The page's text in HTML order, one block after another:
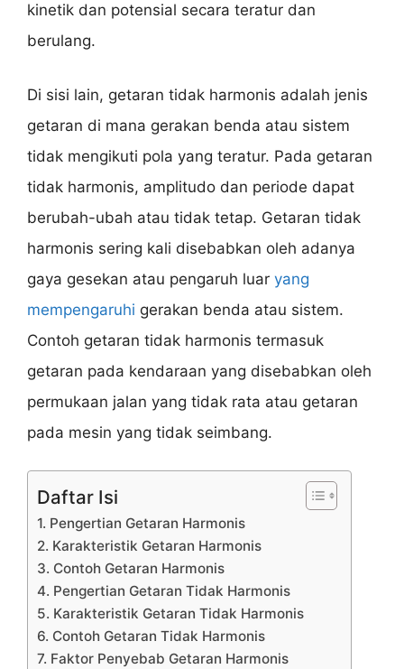
kinetik dan potensial secara teratur dan
berulang.
Di sisi lain, getaran tidak harmonis adalah jenis
getaran di mana gerakan benda atau sistem
tidak mengikuti pola yang teratur. Pada getaran
tidak harmonis, amplitudo dan periode dapat
berubah-ubah atau tidak tetap. Getaran tidak
harmonis sering kali disebabkan oleh adanya
gaya gesekan atau pengaruh luar yang
mempengaruhi gerakan benda atau sistem.
Contoh getaran tidak harmonis termasuk
getaran pada kendaraan yang disebabkan oleh
permukaan jalan yang tidak rata atau getaran
pada mesin yang tidak seimbang.
Daftar Isi
1. Pengertian Getaran Harmonis
2. Karakteristik Getaran Harmonis
3. Contoh Getaran Harmonis
4. Pengertian Getaran Tidak Harmonis
5. Karakteristik Getaran Tidak Harmonis
6. Contoh Getaran Tidak Harmonis
7. Faktor Penyebab Getaran Harmonis